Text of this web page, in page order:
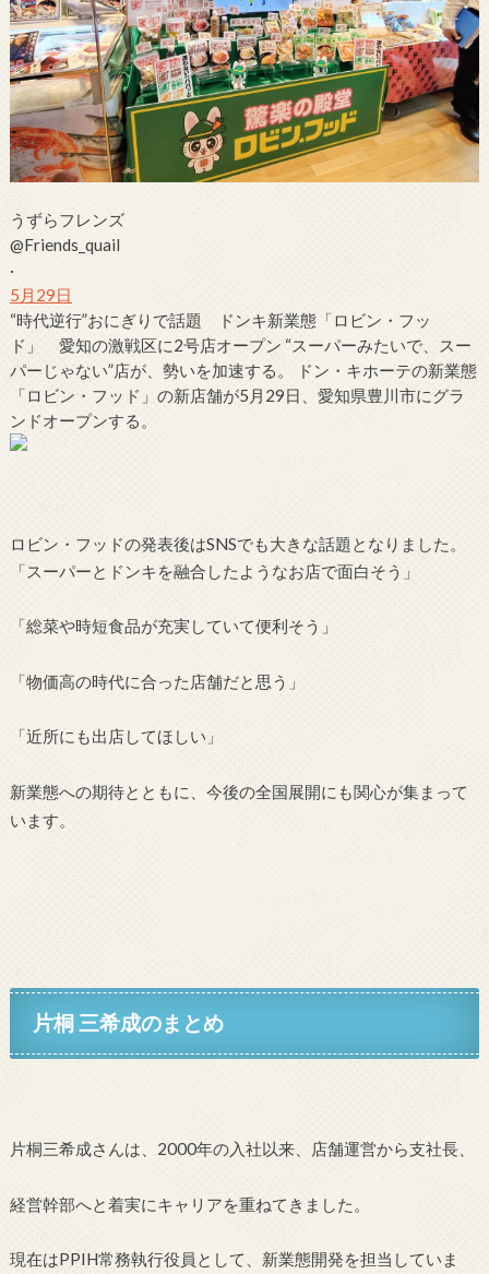
うずらフレンズ
@Friends_quail
·
5月29日
“時代逆行”おにぎりで話題 ドンキ新業態「ロビン・フッ
ド 」 愛知の激戦区に2号店オープン “スーパーみたいで、スー
パーじゃない”店が、勢いを加速する。
ドン・キホーテの新業態
「ロビン・フッド 」の新店舗が5月29日、愛知県豊川市にグラ
ンドオープンする。
ロビン・フッドの発表後はSNSでも大きな話題となりました。
「スーパーとドンキを融合したようなお店で面白そう」
「総菜や時短食品が充実していて便利そう」
「物価高の時代に合った店舗だと思う」
「近所にも出店してほしい」
新業態への期待とともに、今後の全国展開にも関心が集まって
います。
片桐 三希成のまとめ
片桐三希成さんは、2000年の入社以来、店舗運営から支社長、
経営幹部へと着実にキャリアを重ねてきました。
現在はPPIH常務執行役員として、新業態開発を担当していま